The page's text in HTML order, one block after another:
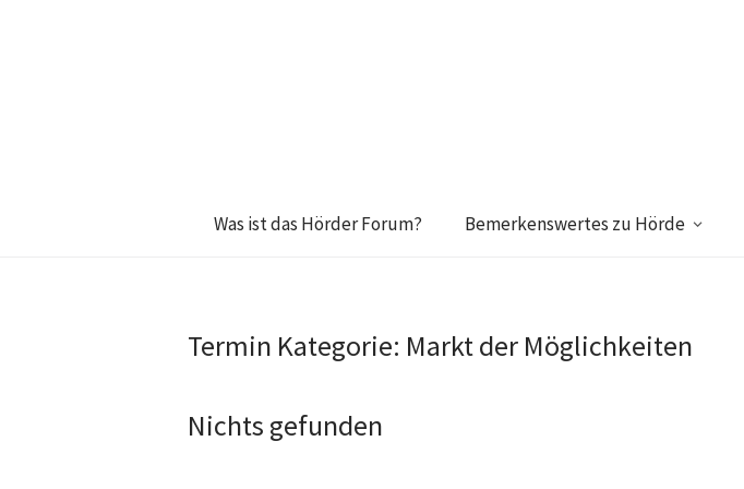
Was ist das Hörder Forum? Bemerkenswertes zu Hörde
Termin Kategorie: Markt der Möglichkeiten
Nichts gefunden